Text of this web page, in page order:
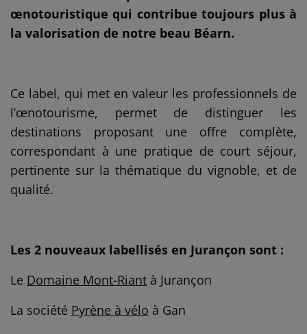
œnotouristique qui contribue toujours plus à
la valorisation de notre beau Béarn.
Ce label, qui met en valeur les professionnels de
l’œnotourisme, permet de distinguer les
destinations proposant une offre complète,
correspondant à une pratique de court séjour,
pertinente sur la thématique du vignoble, et de
qualité.
Les 2 nouveaux labellisés en Jurançon sont :
Le Domaine Mont-Riant à Jurançon
La société Pyrène à vélo à Gan